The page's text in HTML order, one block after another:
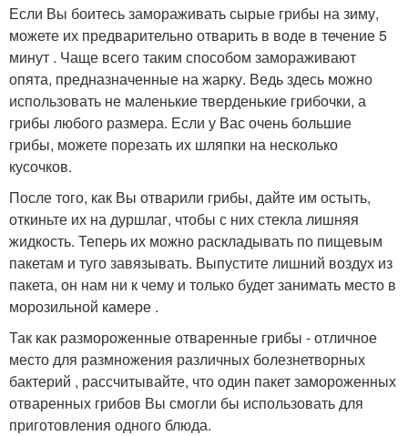
Если Вы боитесь замораживать сырые грибы на зиму,
можете их предварительно отварить в воде в течение 5
минут . Чаще всего таким способом замораживают
опята, предназначенные на жарку. Ведь здесь можно
использовать не маленькие тверденькие грибочки, а
грибы любого размера. Если у Вас очень большие
грибы, можете порезать их шляпки на несколько
кусочков.
После того, как Вы отварили грибы, дайте им остыть,
откиньте их на дуршлаг, чтобы с них стекла лишняя
жидкость. Теперь их можно раскладывать по пищевым
пакетам и туго завязывать. Выпустите лишний воздух из
пакета, он нам ни к чему и только будет занимать место в
морозильной камере .
Так как размороженные отваренные грибы - отличное
место для размножения различных болезнетворных
бактерий , рассчитывайте, что один пакет замороженных
отваренных грибов Вы смогли бы использовать для
приготовления одного блюда.